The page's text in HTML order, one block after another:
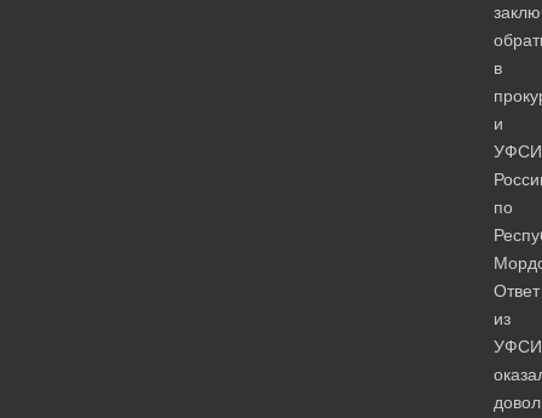
в
и
по
Ответ
из